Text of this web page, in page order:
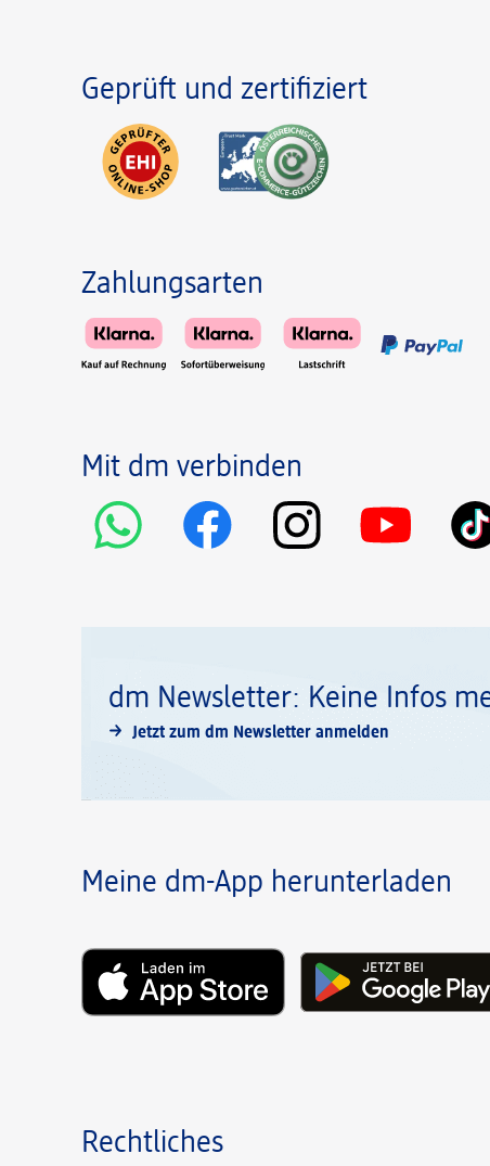
Geprüft und zertifiziert
Zahlungsarten
Mit dm verbinden
dm Newsletter: Keine Infos
Jetzt zum dm Newsletter anmelden
Meine dm-App herunterladen
Rechtliches